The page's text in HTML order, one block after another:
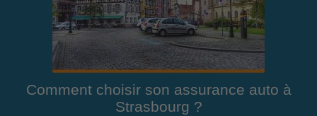
Comment choisir son assurance auto à
Strasbourg ?